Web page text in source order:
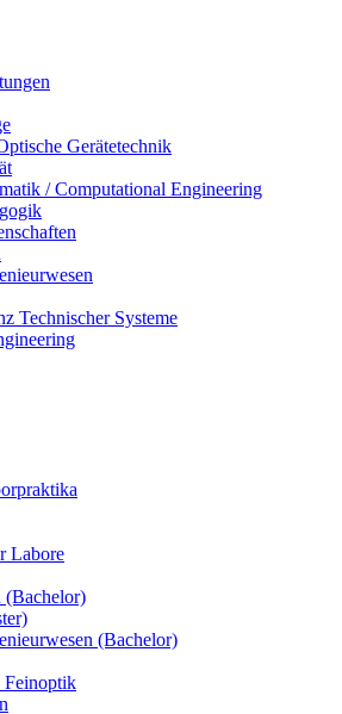
Gerätetechnik
/ Computational Engineering
Technischer Systeme
Labore
(Bachelor)
(Bachelor)
Feinoptik